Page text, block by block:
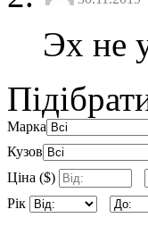
Эх не
Марка
Кузов
Ціна ($)
Рік